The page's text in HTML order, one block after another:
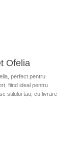
Ofelia
perfect pentru
fiind ideal pentru
stilului tau, cu livrare